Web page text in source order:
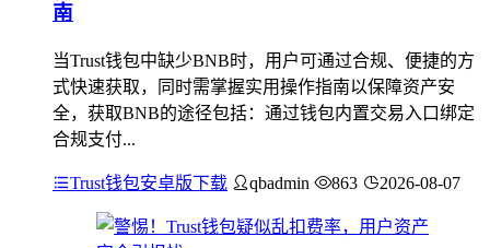
南
当Trust钱包中缺少BNB时，用户可通过合规、便捷的方
式快速获取，同时需掌握实用操作指南以保障资产安
全，获取BNB的途径包括：通过钱包内置交易入口绑定
合规支付...
Trust钱包安卓版下载 qbadmin 863 2026-08-07